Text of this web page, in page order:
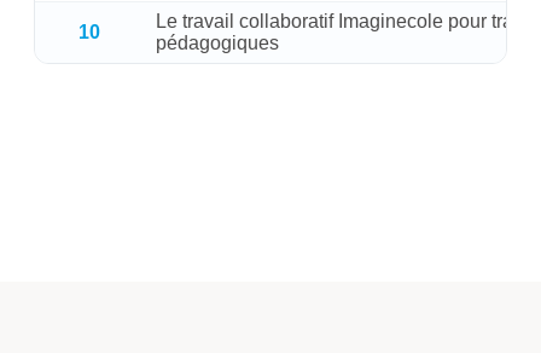
10
Le travail collaboratif Imaginecole pour
pédagogiques